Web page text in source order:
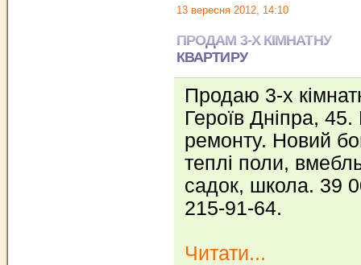
13 вересня 2012, 14:10
ПРОДАМ 3-Х КІМНАТНУ
КВАРТИРУ
Продаю 3-х
Героїв Дніпра,
ремонту. Новий
теплі поли,
садок, школа. 39
215-91-64.
Читати...